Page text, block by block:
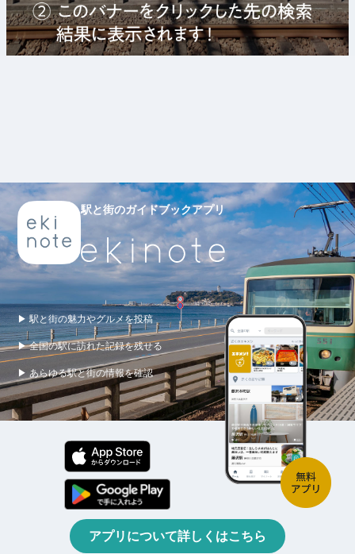
駅と街のガイドブックアプリ
▶ 駅と街の魅力やグルメを投稿
▶ 全国の駅に訪れた記録を残せる
▶ あらゆる駅と街の情報を確認
アプリについて詳しくはこちら